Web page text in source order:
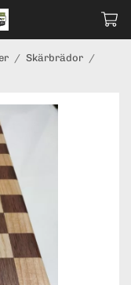
/ Skärbrädor /